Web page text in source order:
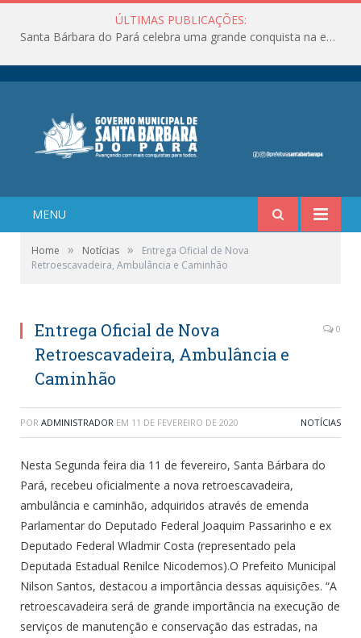
ÚLTIMAS PUBLICAÇÕES:
Santa Bárbara do Pará celebra uma grande conquista na educação!
MENU
Home » Notícias »
Entrega Oficial de Nova
Retroescavadeira, Ambulância e Caminhão
Entrega Oficial de Nova
Retroescavadeira, Ambulância e
Caminhão
0
POR ADMINISTRADOR EM 11 DE FEVEREIRO DE 2020 NOTÍCIAS
Nesta Segunda feira dia 11 de fevereiro, Santa Bárbara do
Pará, recebeu oficialmente a nova retroescavadeira,
ambulância e caminhão, adquiridos através de emenda
Parlamentar do Deputado Federal Joaquim Passarinho e ex
Deputado Federal Wladmir Costa (representado pela
Deputada Estadual Renilce Nicodemos).O Prefeito Municipal
Nilson Santos, destacou a importância dessas aquisições. “A
retroescavadeira será de grande importância na execução de
serviços de manutenção e conservação das estradas, na